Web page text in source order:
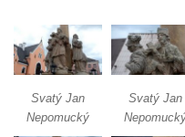
Sloupová boží muka s
Sloup Nejsvětější
Sloup Nejsvětější Trojice
Sloup Panny Marie ve
Sloup svatého Jana
Svatý Jan
Nepomucký
Svatý Jan